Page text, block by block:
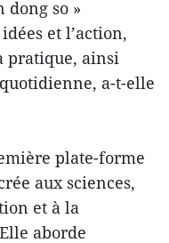
dong so »
et l’action,
pratique, ainsi
a-t-elle
plate-forme
aux sciences,
et à la
aborde